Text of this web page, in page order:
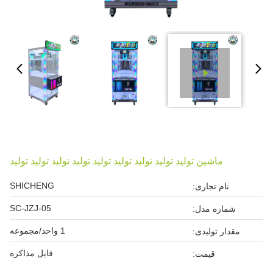
ماشين توليد توليد توليد توليد توليد توليد توليد توليد توليد
نام تجاری: SHICHENG
شماره مدل: SC-JZJ-05
مقدار تولیدی: 1 واحد/مجموعه
قیمت: قابل مذاکره